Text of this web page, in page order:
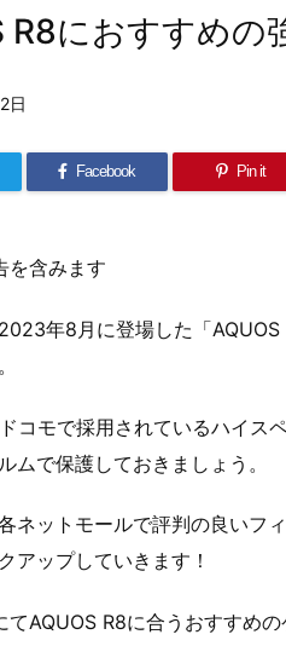
R8におすすめの
日
Facebook Pin it
を含みます
年8月に登場した「
コモで採用されているハイス
ムで保護しておきましょう。
ネットモールで評判の良いフ
アップしていきます！
てAQUOS R8に合うおすすめ